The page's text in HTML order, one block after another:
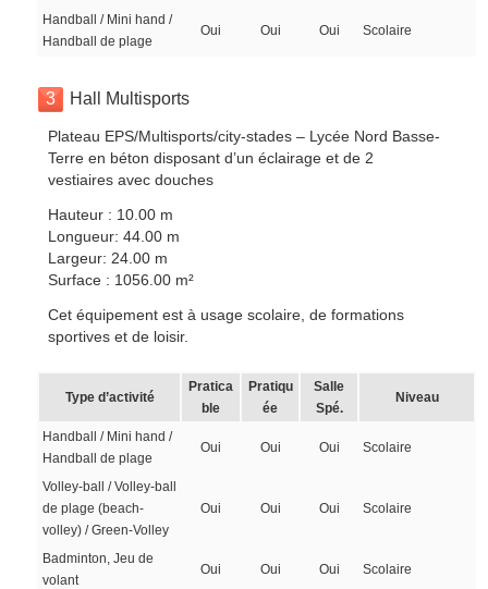
Handball / Mini hand /
Handball de plage
Oui Oui Oui Scolaire
3 Hall Multisports
Plateau EPS/Multisports/city-stades – Lycée Nord Basse-
Terre en béton disposant d’un éclairage et de 2
vestiaires avec douches
Hauteur : 10.00 m
Longueur: 44.00 m
Largeur: 24.00 m
Surface : 1056.00 m²
Cet équipement est à usage scolaire, de formations
sportives et de loisir.
Type d’activité
Pratica
ble
Pratiqu
ée
Salle
Spé.
Niveau
Handball / Mini hand /
Handball de plage
Oui Oui Oui Scolaire
Volley-ball / Volley-ball
de plage (beach-
volley) / Green-Volley
Oui Oui Oui Scolaire
Badminton, Jeu de
volant
Oui Oui Oui Scolaire